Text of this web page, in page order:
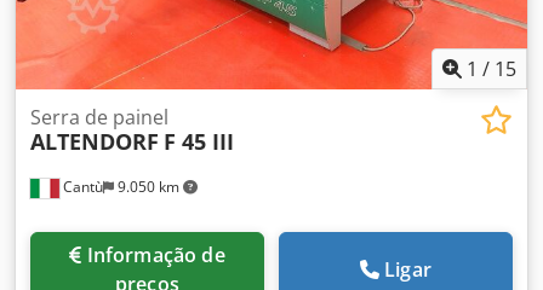
1 / 15
Cantù 9.050 km
Serra de painel
ALTENDORF F 45 III
preços
Ligar